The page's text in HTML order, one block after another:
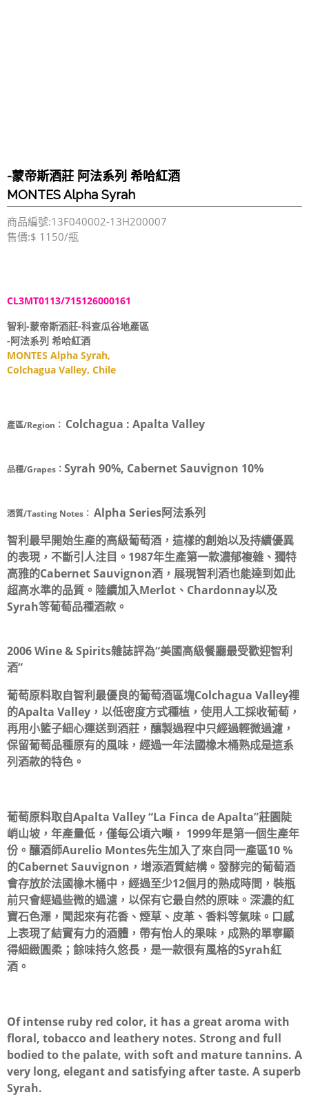
-蒙帝斯酒莊 阿法系列 希哈紅酒
MONTES Alpha Syrah
商品編號:13F040002-13H200007
售價:$ 1150/瓶
CL3MT0113/715126000161
智利-蒙帝斯酒莊-科查瓜谷地產區
-阿法系列 希哈紅酒
MONTES Alpha Syrah,
Colchagua Valley, Chile
產區/Region： Colchagua : Apalta Valley
品種/Grapes： Syrah 90%, Cabernet Sauvignon 10%
酒質/Tasting Notes： Alpha Series阿法系列
智利最早開始生產的高級葡萄酒，這樣的創始以及持續優異
的表現，不斷引人注目。1987年生產第一款濃郁複雜、獨特
高雅的Cabernet Sauvignon酒，展現智利酒也能達到如此
超高水準的品質。陸續加入Merlot、Chardonnay以及
Syrah等葡萄品種酒款。
2006 Wine & Spirits雜誌評為“美國高級餐廳最受歡迎智利
酒”
葡萄原料取自智利最優良的葡萄酒區塊Colchagua Valley裡
的Apalta Valley，以低密度方式種植，使用人工採收葡萄，
再用小籃子細心運送到酒莊，釀製過程中只經過輕微過濾，
保留葡萄品種原有的風味，經過一年法國橡木桶熟成是這系
列酒款的特色。
葡萄原料取自Apalta Valley “La Finca de Apalta”莊園陡
峭山坡，年產量低，僅每公頃六噸， 1999年是第一個生產年
份。釀酒師Aurelio Montes先生加入了來自同一產區10 %
的Cabernet Sauvignon，增添酒質結構。發酵完的葡萄酒
會存放於法國橡木桶中，經過至少12個月的熟成時間，裝瓶
前只會經過些微的過濾，以保有它最自然的原味。深濃的紅
寶石色澤，聞起來有花香、煙草、皮革、香料等氣味。口感
上表現了結實有力的酒體，帶有怡人的果味，成熟的單寧顯
得細緻圓柔；餘味持久悠長，是一款很有風格的Syrah紅
酒。
Of intense ruby red color, it has a great aroma with
floral, tobacco and leathery notes. Strong and full
bodied to the palate, with soft and mature tannins. A
very long, elegant and satisfying after taste. A superb
Syrah.